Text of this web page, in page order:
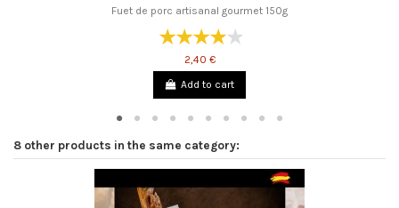
Fuet de porc artisanal gourmet 150g
2,40 €
Add to cart
8 other products in the same category: